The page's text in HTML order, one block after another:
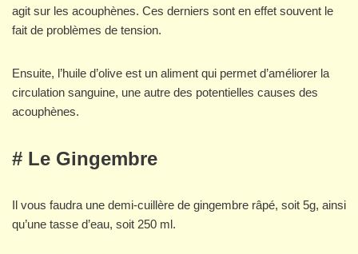
agit sur les acouphènes. Ces derniers sont en effet souvent le
fait de problèmes de tension.
Ensuite, l’huile d’olive est un aliment qui permet d’améliorer la
circulation sanguine, une autre des potentielles causes des
acouphènes.
# Le Gingembre
Il vous faudra une demi-cuillère de gingembre râpé, soit 5g, ainsi
qu’une tasse d’eau, soit 250 ml.